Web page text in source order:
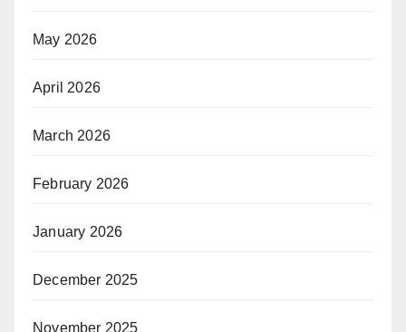
May 2026
April 2026
March 2026
February 2026
January 2026
December 2025
November 2025